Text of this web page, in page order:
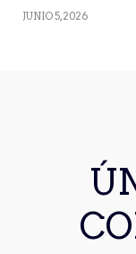
JUNIO 5, 2026